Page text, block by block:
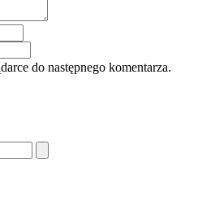
do następnego komentarza.